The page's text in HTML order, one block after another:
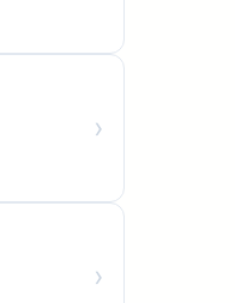
›
›